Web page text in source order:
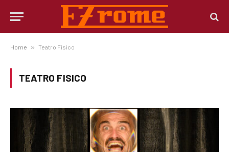
Home » Teatro Fisico
TEATRO FISICO